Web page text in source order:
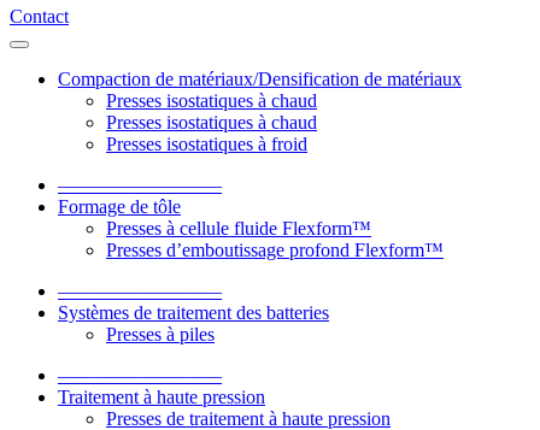
Contact
Compaction de matériaux/Densification de matériaux
Presses isostatiques à chaud
Presses isostatiques à chaud
Presses isostatiques à froid
–––––––––––––––––
Formage de tôle
Presses à cellule fluide Flexform™
Presses d’emboutissage profond Flexform™
–––––––––––––––––
Systèmes de traitement des batteries
Presses à piles
–––––––––––––––––
Traitement à haute pression
Presses de traitement à haute pression